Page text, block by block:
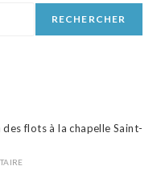
RECHERCHER
flots à la chapelle Saint-